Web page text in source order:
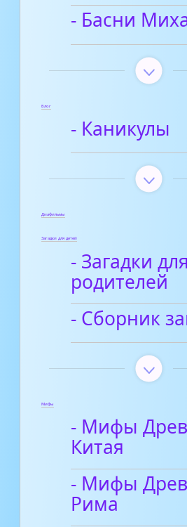
- Басни
Блог
- Каникулы
Диафильмы
Загадки для детей
- Загадки для
родителей
- Сборник
Мифы
- Мифы
Китая
- Мифы
Рима